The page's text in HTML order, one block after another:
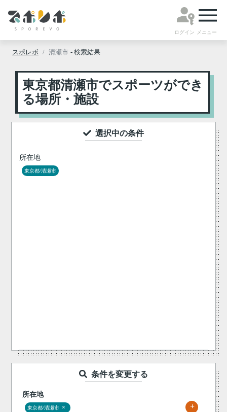
ログイン メニュー
スポレボ 清瀬市 - 検索結果
東京都清瀬市でスポーツができ
る場所・施設
選択中の条件
所在地
東京都/清瀬市
条件を変更する
所在地
東京都/清瀬市 × +